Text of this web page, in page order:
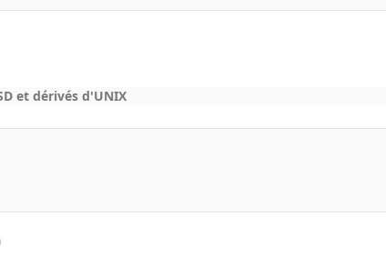
et dérivés d'UNIX